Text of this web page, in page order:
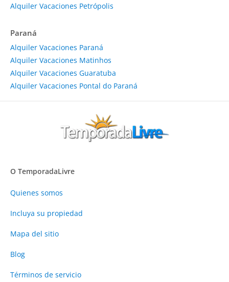
Alquiler Vacaciones Petrópolis
Paraná
Alquiler Vacaciones Paraná
Alquiler Vacaciones Matinhos
Alquiler Vacaciones Guaratuba
Alquiler Vacaciones Pontal do Paraná
O TemporadaLivre
Quienes somos
Incluya su propiedad
Mapa del sitio
Blog
Términos de servicio